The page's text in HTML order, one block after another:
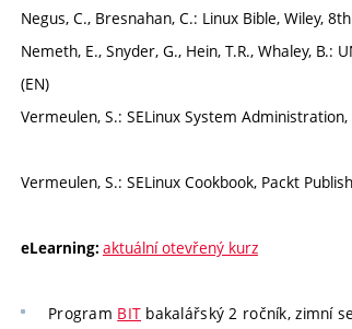
Negus, C., Bresnahan, C.: Linux Bible, Wiley,
Nemeth, E., Snyder, G., Hein, T.R., Whaley,
(EN)
Vermeulen, S.: SELinux System
Vermeulen, S.: SELinux Cookbook, Packt
eLearning: aktuální otevřený kurz
Program BIT bakalářský 2 ročník, zimní